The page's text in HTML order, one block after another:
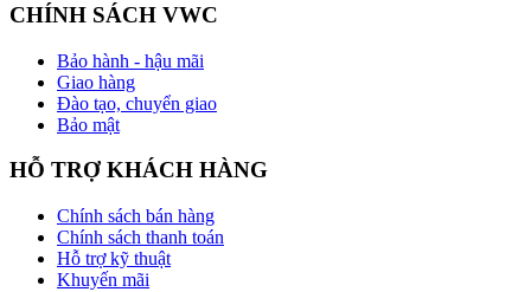
CHÍNH SÁCH VWC
Bảo hành - hậu mãi
Giao hàng
Đào tạo, chuyển giao
Bảo mật
HỖ TRỢ KHÁCH HÀNG
Chính sách bán hàng
Chính sách thanh toán
Hỗ trợ kỹ thuật
Khuyến mãi